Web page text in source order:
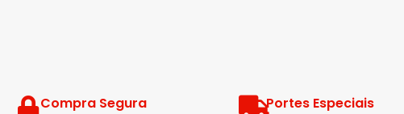
Compra Segura Portes Especiais